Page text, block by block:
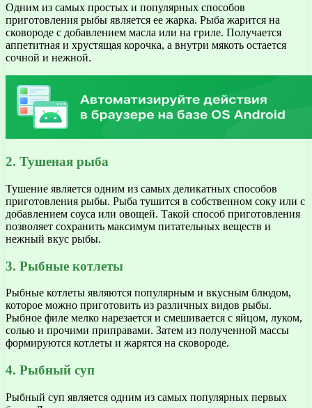
Одним из самых простых и популярных способов
приготовления рыбы является ее жарка. Рыба жарится на
сковороде с добавлением масла или на гриле. Получается
аппетитная и хрустящая корочка, а внутри мякоть остается
сочной и нежной.
2. Тушеная рыба
Тушение является одним из самых деликатных способов
приготовления рыбы. Рыба тушится в собственном соку или с
добавлением соуса или овощей. Такой способ приготовления
позволяет сохранить максимум питательных веществ и
нежный вкус рыбы.
3. Рыбные котлеты
Рыбные котлеты являются популярным и вкусным блюдом,
которое можно приготовить из различных видов рыбы.
Рыбное филе мелко нарезается и смешивается с яйцом, луком,
солью и прочими приправами. Затем из полученной массы
формируются котлеты и жарятся на сковороде.
4. Рыбный суп
Рыбный суп является одним из самых популярных первых